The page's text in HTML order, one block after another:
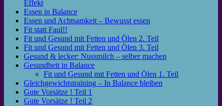
Effekt
Essen in Balance
Essen und Achtsamkeit – Bewusst essen
Fit statt Faul!!
Fit und Gesund mit Fetten und Ölen 2. Teil
Fit und Gesund mit Fetten und Ölen 3. Teil
Gesund & lecker: Nussmilch – selber machen
Gesundheit in Balance
Fit und Gesund mit Fetten und Ölen 1. Teil
Gleichgewichtstraining – In Balance bleiben
Gute Vorsätze ! Teil 1
Gute Vorsätze ! Teil 2